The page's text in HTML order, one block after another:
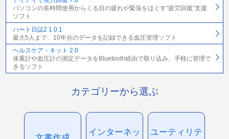
パソコンの長時間使用からくる目の疲れや緊張をほぐす“疲労回復”支援
ソフト
ハート日誌2 1.0.1
最大5人まで、10年分のデータを記録できる血圧管理ソフト
ヘルスケア・キット 2.0
体重計や血圧計の測定データをBluetooth経由で取り込み、手軽に管理で
きるソフト
カテゴリーから選ぶ
インターネッ
ユーティリテ